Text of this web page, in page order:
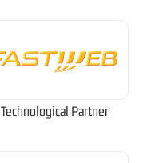
Technological Partner